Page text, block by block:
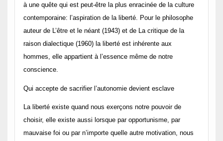
à une quête qui est peut-être la plus enracinée de la culture
contemporaine: l’aspiration de la liberté. Pour le philosophe
auteur de L’être et le néant (1943) et de La critique de la
raison dialectique (1960) la liberté est inhérente aux
hommes, elle appartient à l’essence même de notre
conscience.
Qui accepte de sacrifier l’autonomie devient esclave
La liberté existe quand nous exerçons notre pouvoir de
choisir, elle existe aussi lorsque par opportunisme, par
mauvaise foi ou par n’importe quelle autre motivation, nous